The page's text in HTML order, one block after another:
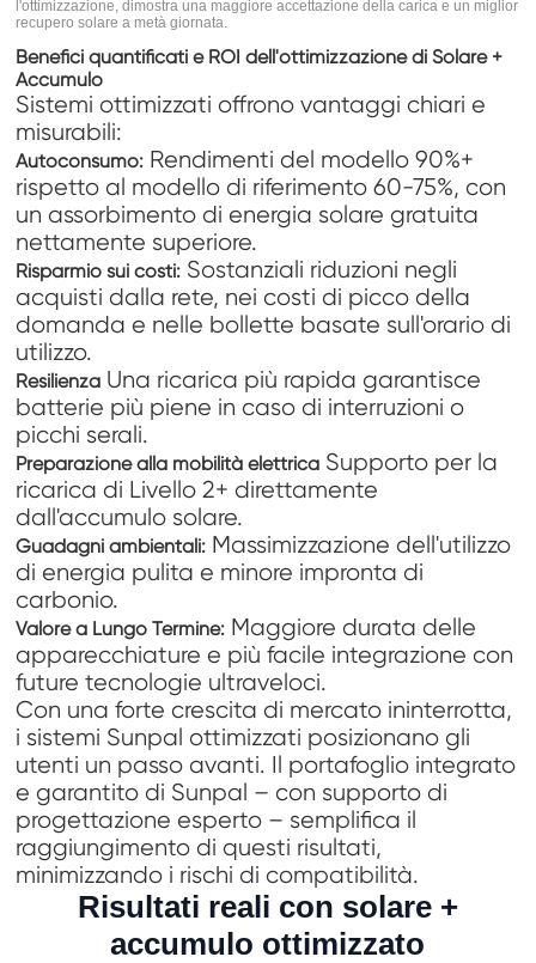
l'ottimizzazione, dimostra una maggiore accettazione della carica e un miglior
recupero solare a metà giornata.
Benefici quantificati e ROI dell'ottimizzazione di Solare +
Accumulo
Sistemi ottimizzati offrono vantaggi chiari e
misurabili:
Autoconsumo: Rendimenti del modello 90%+
rispetto al modello di riferimento 60-75%, con
un assorbimento di energia solare gratuita
nettamente superiore.
Risparmio sui costi: Sostanziali riduzioni negli
acquisti dalla rete, nei costi di picco della
domanda e nelle bollette basate sull'orario di
utilizzo.
Resilienza Una ricarica più rapida garantisce
batterie più piene in caso di interruzioni o
picchi serali.
Preparazione alla mobilità elettrica Supporto per la
ricarica di Livello 2+ direttamente
dall'accumulo solare.
Guadagni ambientali: Massimizzazione dell'utilizzo
di energia pulita e minore impronta di
carbonio.
Valore a Lungo Termine: Maggiore durata delle
apparecchiature e più facile integrazione con
future tecnologie ultraveloci.
Con una forte crescita di mercato ininterrotta,
i sistemi Sunpal ottimizzati posizionano gli
utenti un passo avanti. Il portafoglio integrato
e garantito di Sunpal – con supporto di
progettazione esperto – semplifica il
raggiungimento di questi risultati,
minimizzando i rischi di compatibilità.
Risultati reali con solare +
accumulo ottimizzato